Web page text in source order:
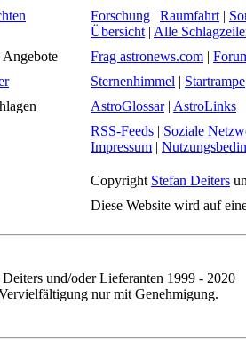
Forschung | Raumfahrt |
Übersicht | Alle
Angebote
Frag astronews.com |
Sternenhimmel | Startrampe
AstroGlossar| AstroLinks
RSS-Feeds | Soziale
Impressum |
Copyright Stefan Deiters
Diese Website wird auf
und/oder Lieferanten 1999 - 2020
nur mit Genehmigung.